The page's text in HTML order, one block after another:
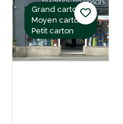
Grand carton,
Moyen carton,
Petit carton